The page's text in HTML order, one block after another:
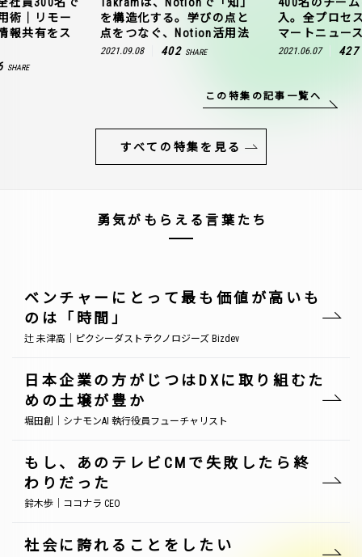
術｜リモー
報共有をス
SHARE
を構造化する。学びの点と
点をつなぐ、Notion活用法
2021.09.08 402 SHARE
入。全プロセ
マートニュー
2021.06.07 427
この特集の記事一覧へ
すべての特集を見る
勇気がもらえる言葉たち
ベンチャーにとって最も価値が高いも
のは「時間」
辻 未津高｜ピクシーダストテクノロジーズ Bizdev
日本企業の方がじつはDXに取り組むた
めの土壌が豊か
堀田創｜シナモンAI 執行役員フューチャリスト
もし、あのテレビCMで失敗したら終
わりだった
鈴木歩｜ココナラ CEO
社会に誇れることをしたい